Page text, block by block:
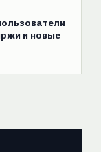
и новые